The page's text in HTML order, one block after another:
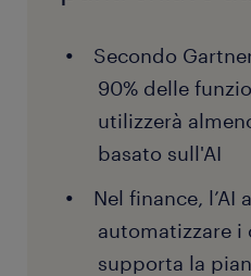
Secondo
90% delle
utilizzerà
basato sull'AI
Nel finance, l’AI
automatizzare
supporta la